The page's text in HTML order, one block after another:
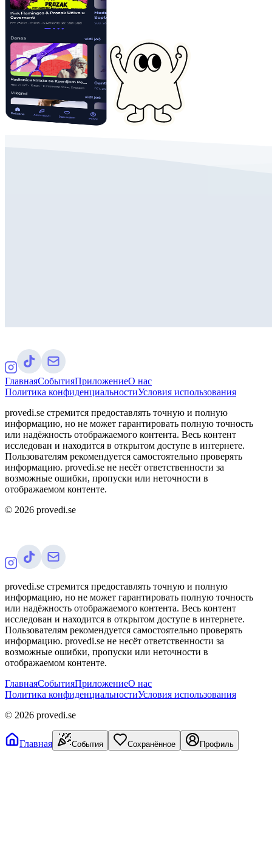
ГлавнаяСобытияПриложениеО нас
Политика конфиденциальностиУсловия использования
provedi.se стремится предоставлять точную и полную
информацию, но не может гарантировать полную точность
или надёжность отображаемого контента. Весь контент
исследован и находится в открытом доступе в интернете.
Пользователям рекомендуется самостоятельно проверять
информацию. provedi.se не несёт ответственности за
возможные ошибки, пропуски или неточности в
отображаемом контенте.
© 2026 provedi.se
provedi.se стремится предоставлять точную и полную
информацию, но не может гарантировать полную точность
или надёжность отображаемого контента. Весь контент
исследован и находится в открытом доступе в интернете.
Пользователям рекомендуется самостоятельно проверять
информацию. provedi.se не несёт ответственности за
возможные ошибки, пропуски или неточности в
отображаемом контенте.
ГлавнаяСобытияПриложениеО нас
Политика конфиденциальностиУсловия использования
© 2026 provedi.se
Главная События Сохранённое Профиль